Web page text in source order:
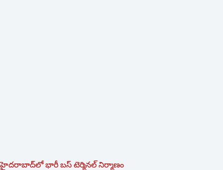
హైదరాబాద్‌లో భారీ బస్‌ ‌టెర్మినల్‌ ‌నిర్మాణం